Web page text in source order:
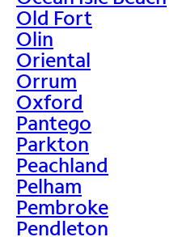
Old Fort
Olin
Oriental
Orrum
Oxford
Pantego
Parkton
Peachland
Pelham
Pembroke
Pendleton